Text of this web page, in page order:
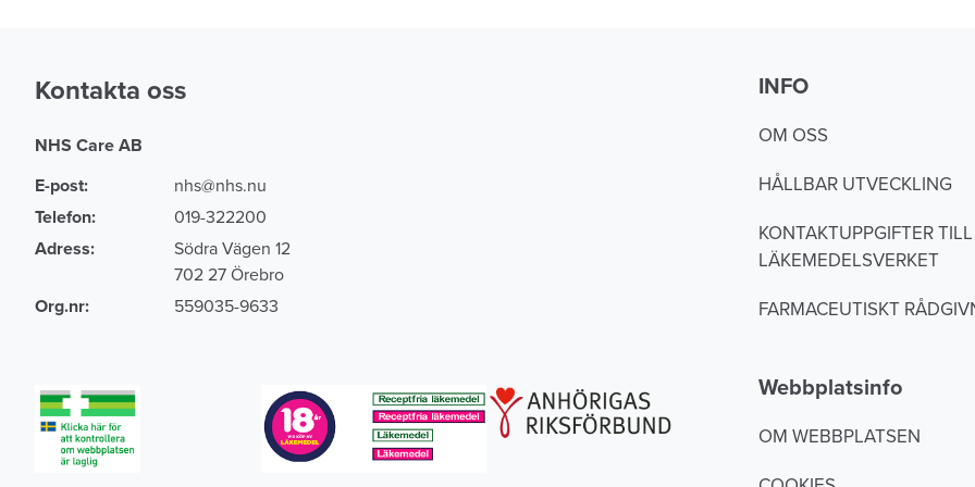
Kontakta oss
NHS Care AB
E-post:
nhs@nhs.nu
Telefon:
019-322200
Adress:
Södra Vägen 12
702 27 Örebro
Org.nr:
559035-9633
INFO
OM OSS
HÅLLBAR UTVECKLING
KONTAKTUPPGIFTER TILL
LÄKEMEDELSVERKET
FARMACEUTISKT
Webbplatsinfo
OM WEBBPLATSEN